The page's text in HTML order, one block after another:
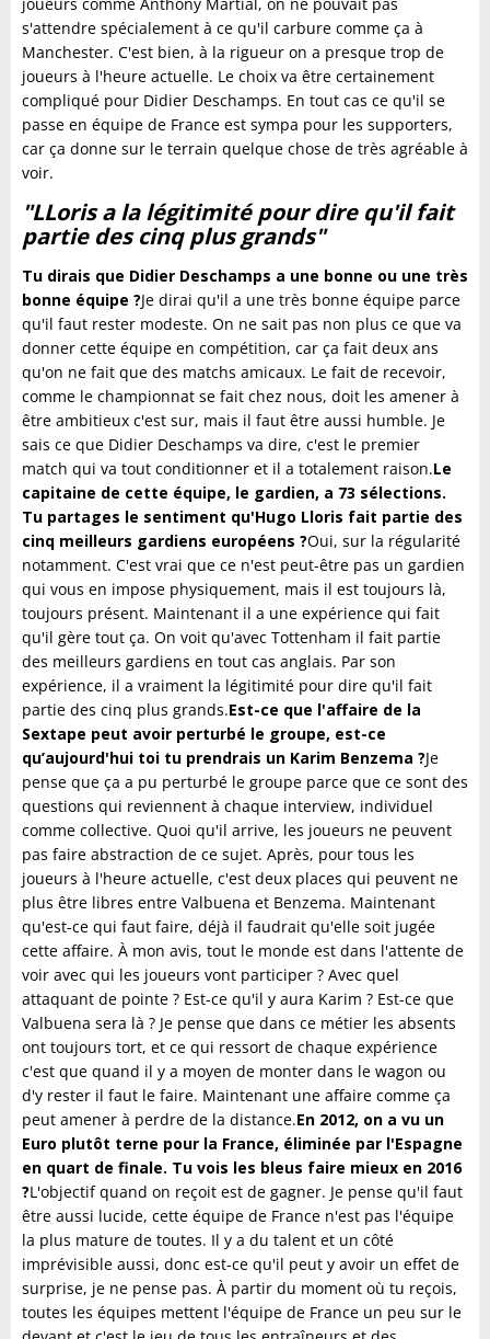
s'attendre spécialement à ce qu'il carbure comme ça à
Manchester. C'est bien, à la rigueur on a presque trop de
joueurs à l'heure actuelle. Le choix va être certainement
compliqué pour Didier Deschamps. En tout cas ce qu'il se
passe en équipe de France est sympa pour les supporters,
car ça donne sur le terrain quelque chose de très agréable à
voir.
"LLoris a la légitimité pour dire qu'il fait
partie des cinq plus grands"
Tu dirais que Didier Deschamps a une bonne ou une très
bonne équipe ?Je dirai qu'il a une très bonne équipe parce
qu'il faut rester modeste. On ne sait pas non plus ce que va
donner cette équipe en compétition, car ça fait deux ans
qu'on ne fait que des matchs amicaux. Le fait de recevoir,
comme le championnat se fait chez nous, doit les amener à
être ambitieux c'est sur, mais il faut être aussi humble. Je
sais ce que Didier Deschamps va dire, c'est le premier
match qui va tout conditionner et il a totalement raison.Le
capitaine de cette équipe, le gardien, a 73 sélections.
Tu partages le sentiment qu'Hugo Lloris fait partie des
cinq meilleurs gardiens européens ?Oui, sur la régularité
notamment. C'est vrai que ce n'est peut-être pas un gardien
qui vous en impose physiquement, mais il est toujours là,
toujours présent. Maintenant il a une expérience qui fait
qu'il gère tout ça. On voit qu'avec Tottenham il fait partie
des meilleurs gardiens en tout cas anglais. Par son
expérience, il a vraiment la légitimité pour dire qu'il fait
partie des cinq plus grands.Est-ce que l'affaire de la
Sextape peut avoir perturbé le groupe, est-ce
qu’aujourd'hui toi tu prendrais un Karim Benzema ?Je
pense que ça a pu perturbé le groupe parce que ce sont des
questions qui reviennent à chaque interview, individuel
comme collective. Quoi qu'il arrive, les joueurs ne peuvent
pas faire abstraction de ce sujet. Après, pour tous les
joueurs à l'heure actuelle, c'est deux places qui peuvent ne
plus être libres entre Valbuena et Benzema. Maintenant
qu'est-ce qui faut faire, déjà il faudrait qu'elle soit jugée
cette affaire. À mon avis, tout le monde est dans l'attente de
voir avec qui les joueurs vont participer ? Avec quel
attaquant de pointe ? Est-ce qu'il y aura Karim ? Est-ce que
Valbuena sera là ? Je pense que dans ce métier les absents
ont toujours tort, et ce qui ressort de chaque expérience
c'est que quand il y a moyen de monter dans le wagon ou
d'y rester il faut le faire. Maintenant une affaire comme ça
peut amener à perdre de la distance.En 2012, on a vu un
Euro plutôt terne pour la France, éliminée par l'Espagne
en quart de finale. Tu vois les bleus faire mieux en 2016
?L'objectif quand on reçoit est de gagner. Je pense qu'il faut
être aussi lucide, cette équipe de France n'est pas l'équipe
la plus mature de toutes. Il y a du talent et un côté
imprévisible aussi, donc est-ce qu'il peut y avoir un effet de
surprise, je ne pense pas. À partir du moment où tu reçois,
toutes les équipes mettent l'équipe de France un peu sur le